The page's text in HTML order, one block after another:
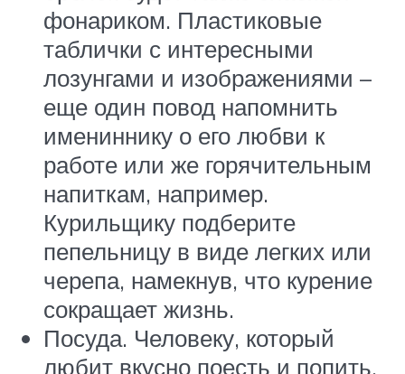
фонариком. Пластиковые
таблички с интересными
лозунгами и изображениями –
еще один повод напомнить
имениннику о его любви к
работе или же горячительным
напиткам, например.
Курильщику подберите
пепельницу в виде легких или
черепа, намекнув, что курение
сокращает жизнь.
Посуда. Человеку, который
любит вкусно поесть и попить,